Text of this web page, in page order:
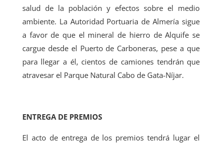
salud de la población y efectos sobre el medio
ambiente. La Autoridad Portuaria de Almería sigue
a favor de que el mineral de hierro de Alquife se
cargue desde el Puerto de Carboneras, pese a que
para llegar a él, cientos de camiones tendrán que
atravesar el Parque Natural Cabo de Gata-Níjar.
ENTREGA DE PREMIOS
El acto de entrega de los premios tendrá lugar el